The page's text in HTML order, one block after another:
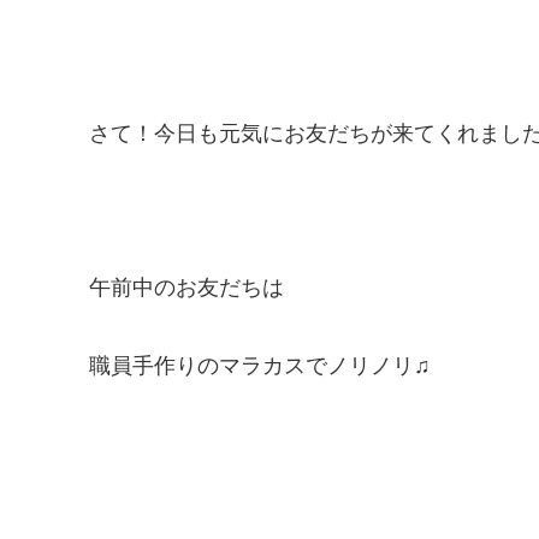
さて！今日も元気にお友だちが来てくれまし
午前中のお友だちは
職員手作りのマラカスでノリノリ♫